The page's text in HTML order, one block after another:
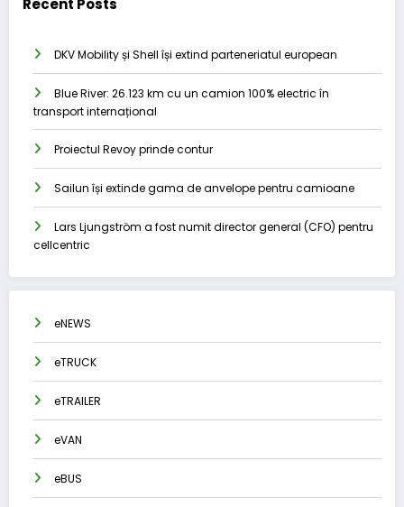
Recent Posts
DKV Mobility și Shell își extind parteneriatul european
Blue River: 26.123 km cu un camion 100% electric în
transport internațional
Proiectul Revoy prinde contur
Sailun își extinde gama de anvelope pentru camioane
Lars Ljungström a fost numit director general (CFO) pentru
cellcentric
eNEWS
eTRUCK
eTRAILER
eVAN
eBUS